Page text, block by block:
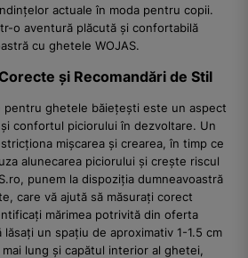
actuale în moda pentru copii.
o aventură plăcută și confortabilă
cu ghetele WOJAS.
și Recomandări de Stil
pentru ghetele băiețești este un aspect
confortul piciorului în dezvoltare. Un
mișcarea și crearea, în timp ce
alunecarea piciorului și crește riscul
punem la dispoziția dumneavoastră
care vă ajută să măsurați corect
mărimea potrivită din oferta
lăsați un spațiu de aproximativ 1-1.5 cm
lung și capătul interior al ghetei,